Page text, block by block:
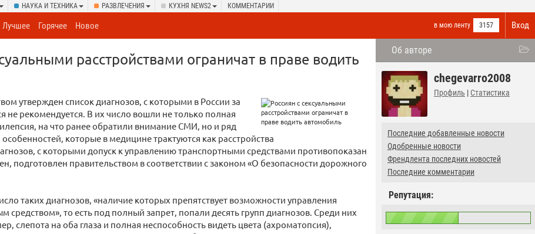
НАУКА И ТЕХНИКА РАЗВЛЕЧЕНИЯ КУХНЯ NEWS2 КОММЕНТАРИИ
Вход
в мою ленту 3157
Лучшее Горячее Новое
Об авторе
chegevarro2008
Профиль | Статистика
Последние добавленные новости
Одобренные новости
Френдлента последних новостей
Последние комментарии
Репутация:
расстройствами ограничат в праве водить
утвержден список диагнозов, с которыми в России за
не рекомендуется. В их число вошли не только полная
на что ранее обратили внимание СМИ, но и ряд
которые в медицине трактуются как расстройства
с которыми допуск к управлению транспортными средствами противопоказан
подготовлен правительством в соответствии с законом «О безопасности дорожного
таких диагнозов, «наличие которых препятствует возможности управления
средством», то есть под полный запрет, попали десять групп диагнозов. Среди них
слепота на оба глаза и полная неспособность видеть цвета (ахроматопсия),